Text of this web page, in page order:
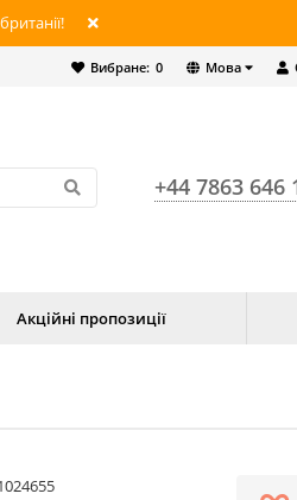
Мова
Вибране: 0
+44 7863 646
Акційні пропозиції